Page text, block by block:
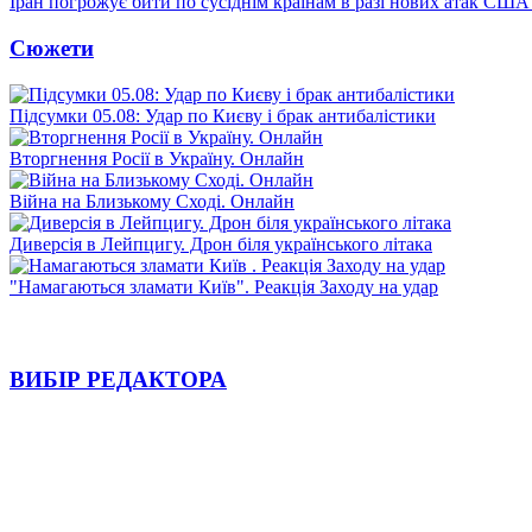
Сюжети
Підсумки 05.08: Удар по Києву і брак антибалістики
Вторгнення Росії в Україну. Онлайн
Війна на Близькому Сході. Онлайн
Диверсія в Лейпцигу. Дрон біля українського літака
"Намагаються зламати Київ". Реакція Заходу на удар
ВИБІР РЕДАКТОРА